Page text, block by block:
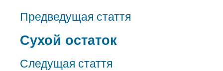
Предведущая стаття
Сухой остаток
Следущая стаття